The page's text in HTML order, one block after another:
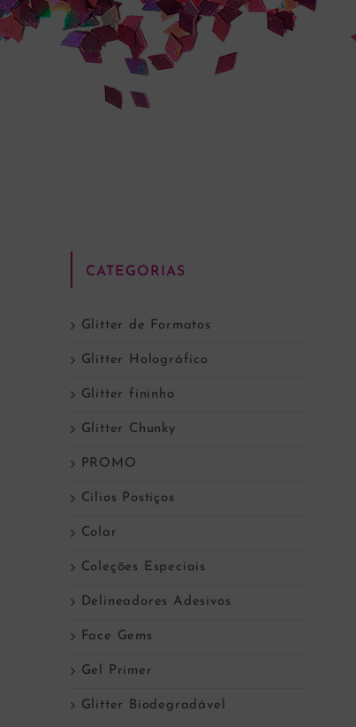
CATEGORIAS
Glitter de Formatos
Glitter Holográfico
Glitter fininho
Glitter Chunky
PROMO
Cílios Postiços
Colar
Coleções Especiais
Delineadores Adesivos
Face Gems
Gel Primer
Glitter Biodegradável